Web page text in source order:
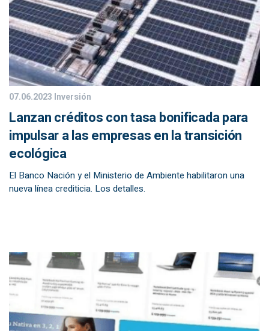
07.06.2023 Inversión
Lanzan créditos con tasa bonificada para
impulsar a las empresas en la transición
ecológica
El Banco Nación y el Ministerio de Ambiente habilitaron una
nueva línea crediticia. Los detalles.